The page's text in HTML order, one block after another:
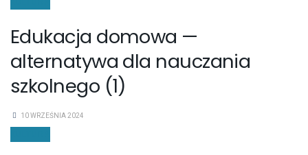
Edukacja domowa —
alternatywa dla nauczania
szkolnego (1)
10 WRZEŚNIA 2024